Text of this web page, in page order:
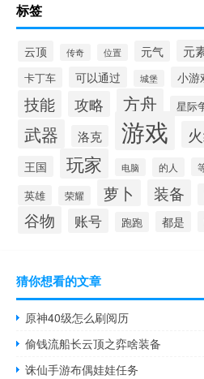
标签
云顶 传奇 位置 元气 元
卡丁车
可以通过 城堡 小游
技能 攻略 方舟 星际
武器 洛克 游戏
王国 玩家 电脑 的人
英雄 荣耀 萝卜 装备
谷物 账号 跑跑 都是
猜你想看的文章
原神40级怎么刷阅历
偷钱流船长云顶之弈啥装备
诛仙手游布偶娃娃任务